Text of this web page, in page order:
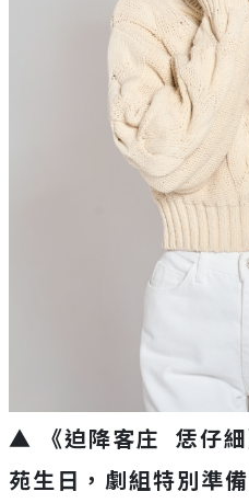
▲ 《迫降客庄 恁仔細
苑生日，劇組特別準